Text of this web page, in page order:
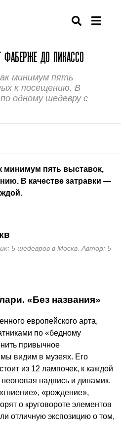
ДО ПИКАССО
минимум пять
к посещению. В
одному шедевру с
минимум пять выставок,
В качестве затравки —
5 шедевров в Москв. Автор: 5
«Без названия»
европейского арта,
по «бедному
привычное
видим в музеях. Его
из 12 лампочек, к каждой
надпись и динамик.
«рождение»,
о круговороте элементов
отличную экспозицию о том,